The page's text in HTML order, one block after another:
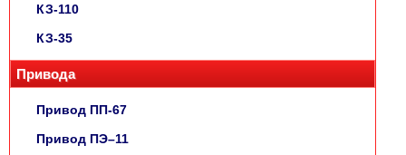
КЗ-110
КЗ-35
Привода
Привод ПП-67
Привод ПЭ–11